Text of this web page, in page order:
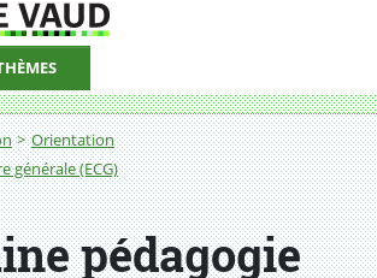
Orientation
générale (ECG)
pédagogie